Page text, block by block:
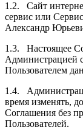
1.2. Сайт
сервис или
Александр
1.3. Настоящее
Администрацией
Пользователем
1.4.
время изменять,
Соглашения без
Пользователей.